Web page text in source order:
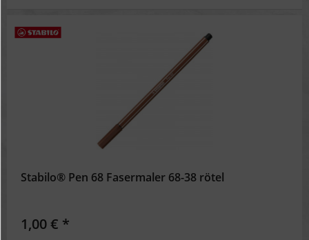
Stabilo® Pen 68 Fasermaler 68-38 rötel
1,00 € *